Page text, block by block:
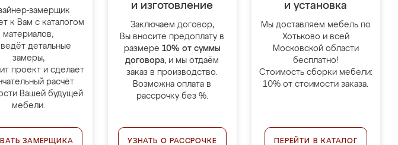
замерщик
к Вам с каталогом
материалов,
детальные
замеры,
проект и сделает
расчёт
Вашей будущей
мебели.
ЗАМЕРЩИКА
и изготовление
Заключаем договор,
Вы вносите предоплату в
размере 10% от суммы
договора, и мы отдаём
заказ в производство.
Возможна оплата в
рассрочку без %.
УЗНАТЬ О РАССРОЧКЕ
и установка
Мы доставляем мебель по
Хотьково и всей
Московской области
бесплатно!
Стоимость сборки мебели:
10% от стоимости заказа.
ПЕРЕЙТИ В КАТАЛОГ